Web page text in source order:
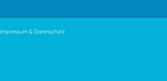
Impressum & Datenschutz